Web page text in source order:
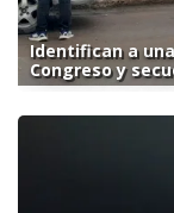
Identifican a
Congreso y